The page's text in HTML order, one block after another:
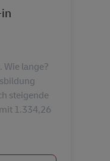
Wie lange?
steigende
1.334,26